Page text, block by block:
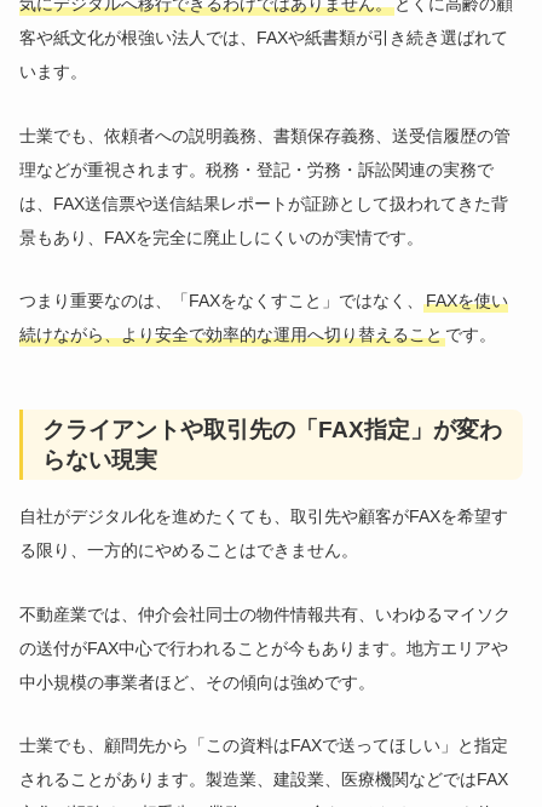
気にデジタルへ移行できるわけではありません。 とくに高齢の顧
客や紙文化が根強い法人では、FAXや紙書類が引き続き選ばれて
います。
士業でも、依頼者への説明義務、書類保存義務、送受信履歴の管
理などが重視されます。税務・登記・労務・訴訟関連の実務で
は、FAX送信票や送信結果レポートが証跡として扱われてきた背
景もあり、FAXを完全に廃止しにくいのが実情です。
つまり重要なのは、「FAXをなくすこと」ではなく、FAXを使い
続けながら、より安全で効率的な運用へ切り替えることです。
クライアントや取引先の「FAX指定」が変わ
らない現実
自社がデジタル化を進めたくても、取引先や顧客がFAXを希望す
る限り、一方的にやめることはできません。
不動産業では、仲介会社同士の物件情報共有、いわゆるマイソク
の送付がFAX中心で行われることが今もあります。地方エリアや
中小規模の事業者ほど、その傾向は強めです。
士業でも、顧問先から「この資料はFAXで送ってほしい」と指定
されることがあります。製造業、建設業、医療機関などではFAX